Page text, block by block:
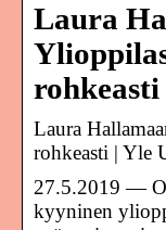
Laura
rohkeasti
Laura
rohkeasti | Yle
27.5.2019 —
kyyninen